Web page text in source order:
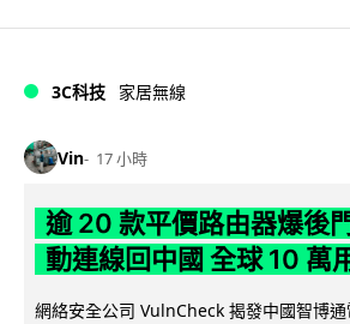
3C科技 家居無線
Vin 17 小時
逾 20 款平價路由器爆後
動連線回中國 全球 10 萬
網絡安全公司 VulnCheck 揭發中國智博